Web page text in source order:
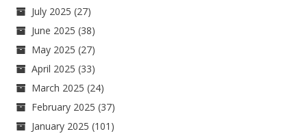
July 2025 (27)
June 2025 (38)
May 2025 (27)
April 2025 (33)
March 2025 (24)
February 2025 (37)
January 2025 (101)